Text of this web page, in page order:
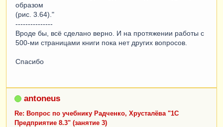
образом
(рис. 3.64)."
---------------
Вроде бы, всё сделано верно. И на протяжении работы с
500-ми страницами книги пока нет других вопросов.
Спасибо
antoneus
Re: Вопрос по учебнику Радченко, Хрусталёва "1С
Предприятие 8.3" (занятие 3)